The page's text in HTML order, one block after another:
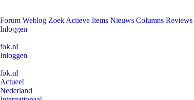
Forum Weblog Zoek Actieve Items Nieuws Columns Reviews
Inloggen
fok.nl
Inloggen
fok.nl
Actueel
Nederland